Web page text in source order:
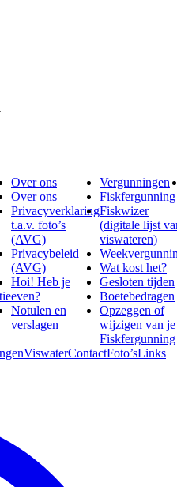
Over ons
Over ons
Privacyverklaring
t.a.v. foto’s
(AVG)
Privacybeleid
(AVG)
Hoi! Heb je
even?
Notulen en
verslagen
Vergunningen
Fiskfergunning
Fiskwizer
(digitale lijst
viswateren)
Wat kost het?
Gesloten tijden
Boetebedragen
Opzeggen of
wijzigen van je
Fiskfergunning
ViswaterContactFoto’sLinks